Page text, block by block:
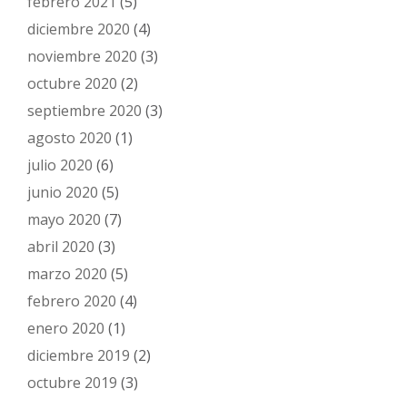
diciembre 2020 (4)
noviembre 2020 (3)
octubre 2020 (2)
septiembre 2020 (3)
agosto 2020 (1)
julio 2020 (6)
junio 2020 (5)
mayo 2020 (7)
abril 2020 (3)
marzo 2020 (5)
febrero 2020 (4)
enero 2020 (1)
diciembre 2019 (2)
octubre 2019 (3)